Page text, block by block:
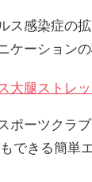
ス感染症の
ケーション
大腿ストレ
ポーツクラ
できる簡単